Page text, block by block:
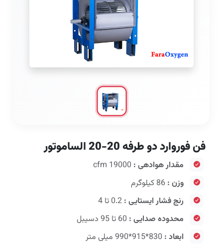
فن فوروارد دو طرفه 20-20 الساموتور
مقدار هوادهی :
وزن :
رنج فشار ایستایی :
محدوده صدایی :
ابعاد :